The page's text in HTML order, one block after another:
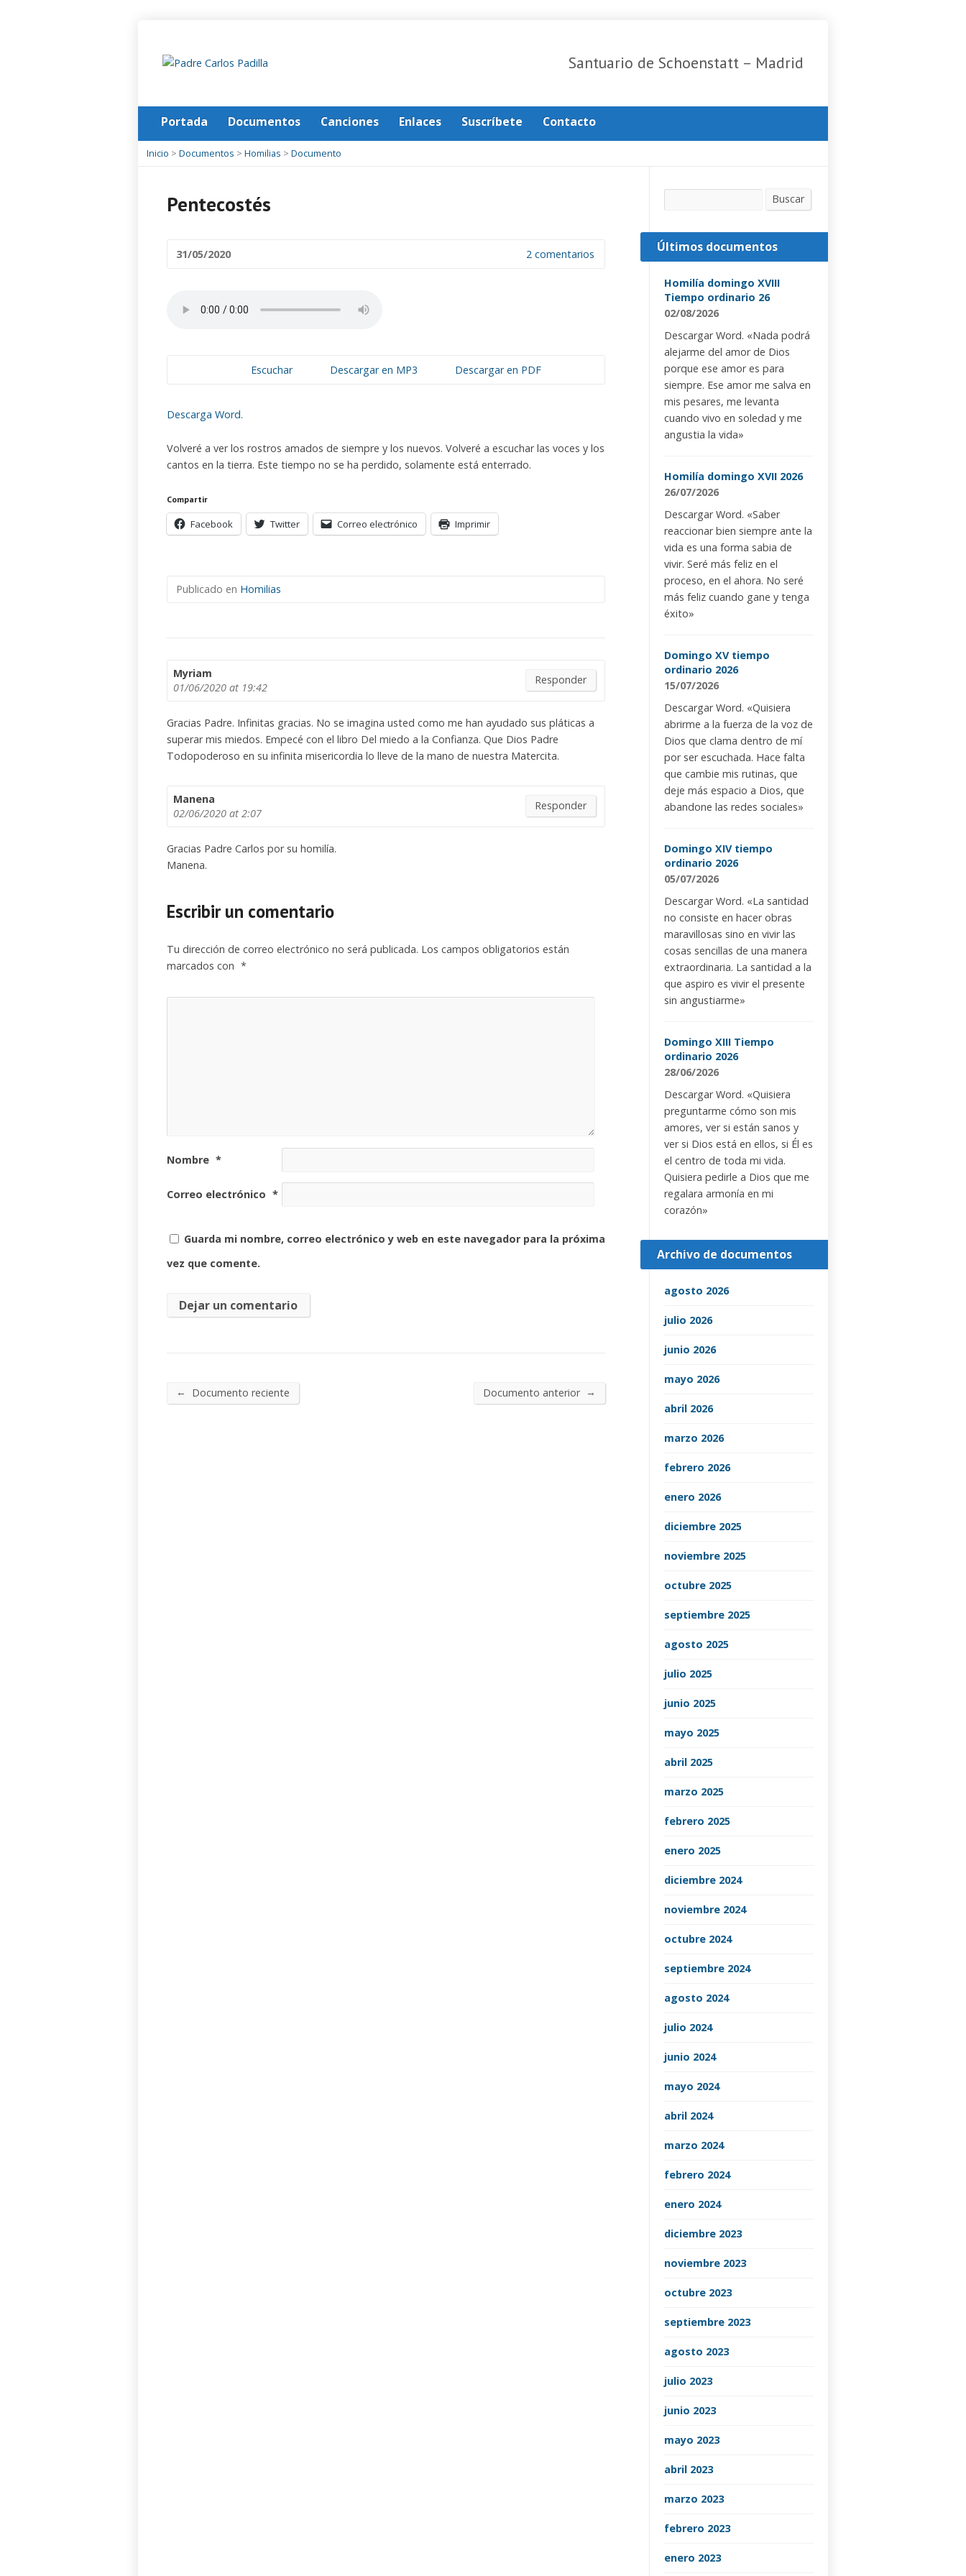
Santuario de Schoenstatt – Madrid
Portada Documentos Canciones Enlaces Suscríbete Contacto
Inicio > Documentos > Homilias > Documento
Pentecostés
31/05/2020 2 comentarios
Escuchar Descargar en MP3 Descargar en PDF
Descarga Word.
Volveré a ver los rostros amados de siempre y los nuevos. Volveré a escuchar las voces y los
cantos en la tierra. Este tiempo no se ha perdido, solamente está enterrado.
Compartir
Facebook Twitter Correo electrónico Imprimir
Publicado en Homilias
Responder
Myriam
01/06/2020 at 19:42
Gracias Padre. Infinitas gracias. No se imagina usted como me han ayudado sus pláticas a
superar mis miedos. Empecé con el libro Del miedo a la Confianza. Que Dios Padre
Todopoderoso en su infinita misericordia lo lleve de la mano de nuestra Matercita.
Responder
Manena
02/06/2020 at 2:07
Gracias Padre Carlos por su homilía.
Manena.
Escribir un comentario
Tu dirección de correo electrónico no será publicada. Los campos obligatorios están
marcados con *
Nombre *
Correo electrónico *
Guarda mi nombre, correo electrónico y web en este navegador para la próxima
vez que comente.
← Documento reciente Documento anterior →
Buscar
Últimos documentos
Homilía domingo XVIII
Tiempo ordinario 26
02/08/2026
Descargar Word. «Nada podrá
alejarme del amor de Dios
porque ese amor es para
siempre. Ese amor me salva en
mis pesares, me levanta
cuando vivo en soledad y me
angustia la vida»
Homilía domingo XVII 2026
26/07/2026
Descargar Word. «Saber
reaccionar bien siempre ante la
vida es una forma sabia de
vivir. Seré más feliz en el
proceso, en el ahora. No seré
más feliz cuando gane y tenga
éxito»
Domingo XV tiempo
ordinario 2026
15/07/2026
Descargar Word. «Quisiera
abrirme a la fuerza de la voz de
Dios que clama dentro de mí
por ser escuchada. Hace falta
que cambie mis rutinas, que
deje más espacio a Dios, que
abandone las redes sociales»
Domingo XIV tiempo
ordinario 2026
05/07/2026
Descargar Word. «La santidad
no consiste en hacer obras
maravillosas sino en vivir las
cosas sencillas de una manera
extraordinaria. La santidad a la
que aspiro es vivir el presente
sin angustiarme»
Domingo XIII Tiempo
ordinario 2026
28/06/2026
Descargar Word. «Quisiera
preguntarme cómo son mis
amores, ver si están sanos y
ver si Dios está en ellos, si Él es
el centro de toda mi vida.
Quisiera pedirle a Dios que me
regalara armonía en mi
corazón»
Archivo de documentos
agosto 2026
julio 2026
junio 2026
mayo 2026
abril 2026
marzo 2026
febrero 2026
enero 2026
diciembre 2025
noviembre 2025
octubre 2025
septiembre 2025
agosto 2025
julio 2025
junio 2025
mayo 2025
abril 2025
marzo 2025
febrero 2025
enero 2025
diciembre 2024
noviembre 2024
octubre 2024
septiembre 2024
agosto 2024
julio 2024
junio 2024
mayo 2024
abril 2024
marzo 2024
febrero 2024
enero 2024
diciembre 2023
noviembre 2023
octubre 2023
septiembre 2023
agosto 2023
julio 2023
junio 2023
mayo 2023
abril 2023
marzo 2023
febrero 2023
enero 2023